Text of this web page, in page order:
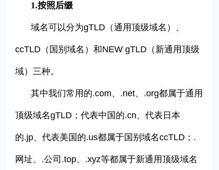
1.按照后缀
域名可以分为gTLD（通用顶级域名）、
ccTLD（国别域名）和NEW gTLD（新通用顶级
域）三种。
其中我们常用的.com、.net、.org都属于通用
顶级域名gTLD；代表中国的.cn、代表日本
的.jp、代表美国的.us都属于国别域名ccTLD；.
网址、.公司.top、.xyz等都属于新通用顶级域名